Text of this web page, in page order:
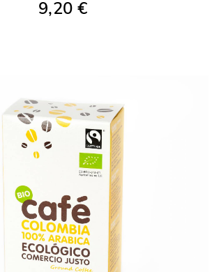
AFEGIR A LA COMPRA
9,20 €